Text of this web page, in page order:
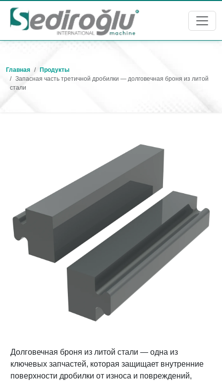
Главная
Продукты
Запасная часть третичной дробилки — долговечная броня из литой
стали
Долговечная броня из литой стали — одна из
ключевых запчастей, которая защищает внутренние
поверхности дробилки от износа и повреждений,